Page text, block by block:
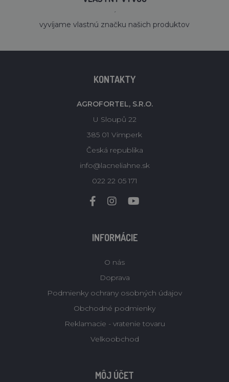
´
vyvíjame vlastnú značku našich produktov
KONTAKTY
AGROFORTEL, S.R.O.
U Sloupů 22
385 01 Vimperk
Česká republika
info@lacneliahne.sk
022 22 05 171
INFORMÁCIE
O nás
Doprava
Podmienky ochrany osobných údajov
Obchodné podmienky
Reklamacie - vratenie tovaru
Velkoobchod
MÔJ ÚČET